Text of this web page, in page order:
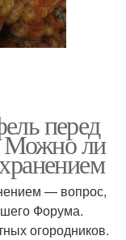
перед
Можно ли
— вопрос,
Форума.
огородников.